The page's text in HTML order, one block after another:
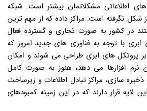
اطلاعاتی مشکلاتمان بیشتر است. شبکه
شکل نگرفته است. مراکز داده که از مهم ترین
در کشور به صورت تجاری و گسترده فعال
با توجه به فناوری های جدید امروز که
بر پروتکل های ابری طراحی می شوند و امکان
نرم افزارها می دهد، هنوز به صورت کامل
سازی، مراکز تبادل اطلاعات و زیرساخت
لایه قرار دارند که در این زمینه کمبودهای